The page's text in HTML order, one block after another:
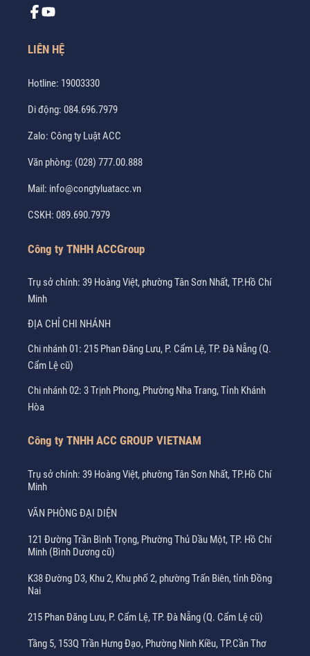
LIÊN HỆ
Hotline: 19003330
Di động: 084.696.7979
Zalo: Công ty Luật ACC
Văn phòng: (028) 777.00.888
Mail: info@congtyluatacc.vn
CSKH: 089.690.7979
Công ty TNHH ACCGroup
Trụ sở chính: 39 Hoàng Việt, phường Tân Sơn Nhất, TP.Hồ Chí
Minh
ĐỊA CHỈ CHI NHÁNH
Chi nhánh 01: 215 Phan Đăng Lưu, P. Cẩm Lệ, TP. Đà Nẵng (Q.
Cẩm Lệ cũ)
Chi nhánh 02: 3 Trịnh Phong, Phường Nha Trang, Tỉnh Khánh
Hòa
Công ty TNHH ACC GROUP VIETNAM
Trụ sở chính: 39 Hoàng Việt, phường Tân Sơn Nhất, TP.Hồ Chí
Minh
VĂN PHÒNG ĐẠI DIỆN
121 Đường Trần Bình Trọng, Phường Thủ Dầu Một, TP. Hồ Chí
Minh (Bình Dương cũ)
K38 Đường D3, Khu 2, Khu phố 2, phường Trấn Biên, tỉnh Đồng
Nai
215 Phan Đăng Lưu, P. Cẩm Lệ, TP. Đà Nẵng (Q. Cẩm Lệ cũ)
Tầng 5, 153Q Trần Hưng Đạo, Phường Ninh Kiều, TP.Cần Thơ